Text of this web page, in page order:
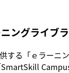
ニングライブ
する「ｅラーニ